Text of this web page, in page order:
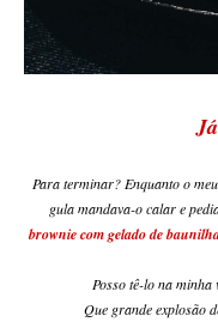
Para terminar? Enquanto o
gula mandava-o calar e
brownie com gelado de
Posso tê-lo na
Que grande explosão